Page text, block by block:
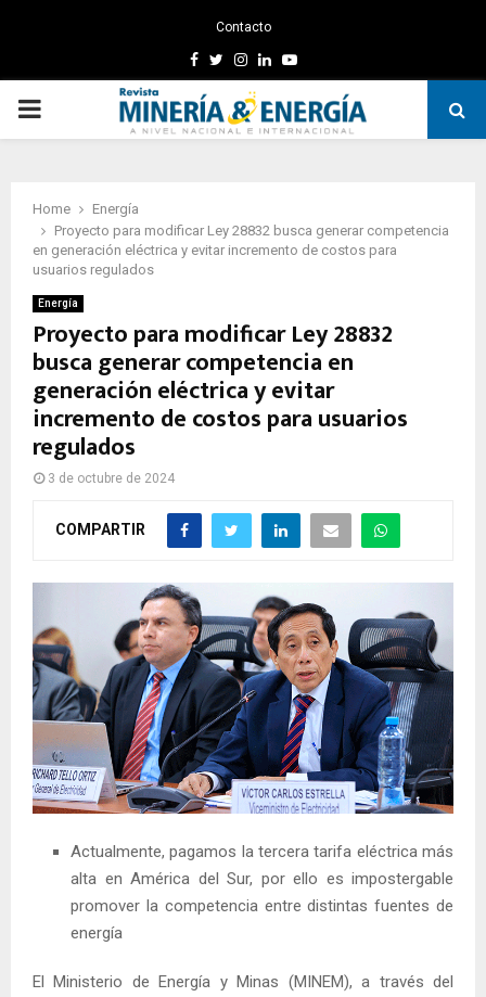
Contacto
Facebook
TwitterInstagram
LinkedinYoutube
PRIMARY
Home
Energía
Proyecto para modificar Ley 28832 busca generar competencia
en generación eléctrica y evitar incremento de costos para
usuarios regulados
Energía
Proyecto para modificar Ley 28832
busca generar competencia en
generación eléctrica y evitar
incremento de costos para usuarios
regulados
3 de octubre de 2024
COMPARTIR
Actualmente, pagamos la tercera tarifa eléctrica más
alta en América del Sur, por ello es impostergable
promover la competencia entre distintas fuentes de
energía
El Ministerio de Energía y Minas (MINEM), a través del